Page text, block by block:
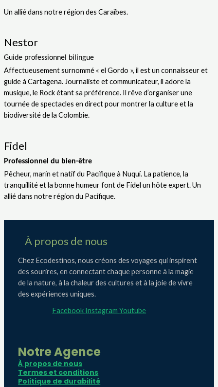
Un allié dans notre région des Caraïbes.
Nestor
Guide professionnel bilingue
Affectueusement surnommé « el Gordo », il est un connaisseur et
guide à Cartagena. Journaliste et communicateur, il adore la
musique, le Rock étant sa préférence. Il rêve d’organiser une
tournée de spectacles en direct pour montrer la culture et la
biodiversité de la Colombie.
Fidel
Professionnel du bien-être
Pêcheur, marin et natif du Pacifique à Nuquí. La patience, la
tranquillité et la bonne humeur font de Fidel un hôte expert. Un
allié dans notre région du Pacifique.
À propos de nous
Chez Ecodestinos, nous créons des voyages qui inspirent
des sourires, en connectant chaque personne à la magie
de la nature, à la chaleur des cultures et à la joie de vivre
des expériences uniques.
Facebook Instagram Youtube
Notre Agence
À propos de nous
Termes et conditions
Politique de durabilité